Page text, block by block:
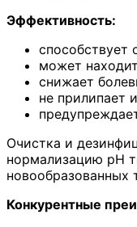
Эффективность:
способствует
может
снижает
не прилипает
Очистка и
нормализацию pH
новообразованных
Конкурентные